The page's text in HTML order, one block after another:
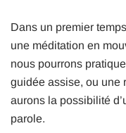
Dans un premier
une méditation en
nous pourrons
guidée assise, ou une
aurons la possibilité
parole.